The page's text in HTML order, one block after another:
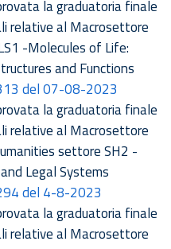
la graduatoria finale
relative al Macrosettore
-Molecules of Life:
and Functions
del 07-08-2023
la graduatoria finale
relative al Macrosettore
settore SH2 -
Legal Systems
del 4-8-2023
la graduatoria finale
relative al Macrosettore